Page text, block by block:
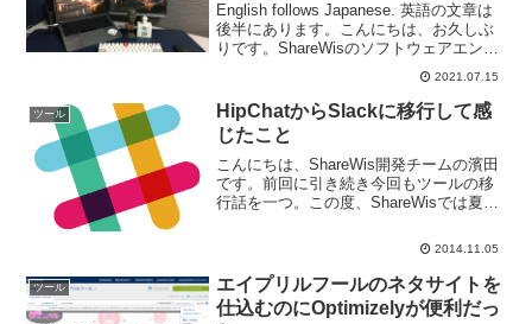
English follows Japanese. 英語の文章は
後半にあります。こんにちは、お久しぶ
りです。ShareWisのソフトウェアエンジ
ニアのファットです。前回のブログ投稿
から2年が経ちました。良いニュースは、
ShareWisが大き...
2021.07.15
ツール
HipChatからSlackに移行して感
じたこと
こんにちは、ShareWis開発チームの濱田
です。前回に引き続き今回もツールの移
行話を一つ。この度、ShareWisでは夏前
に移行しました。Slackは最近流行ってい
ますのでツールの長所の紹介...
2014.11.05
ツール
エイプリルフールのネタサイトを
仕込むのにOptimizelyが便利だっ